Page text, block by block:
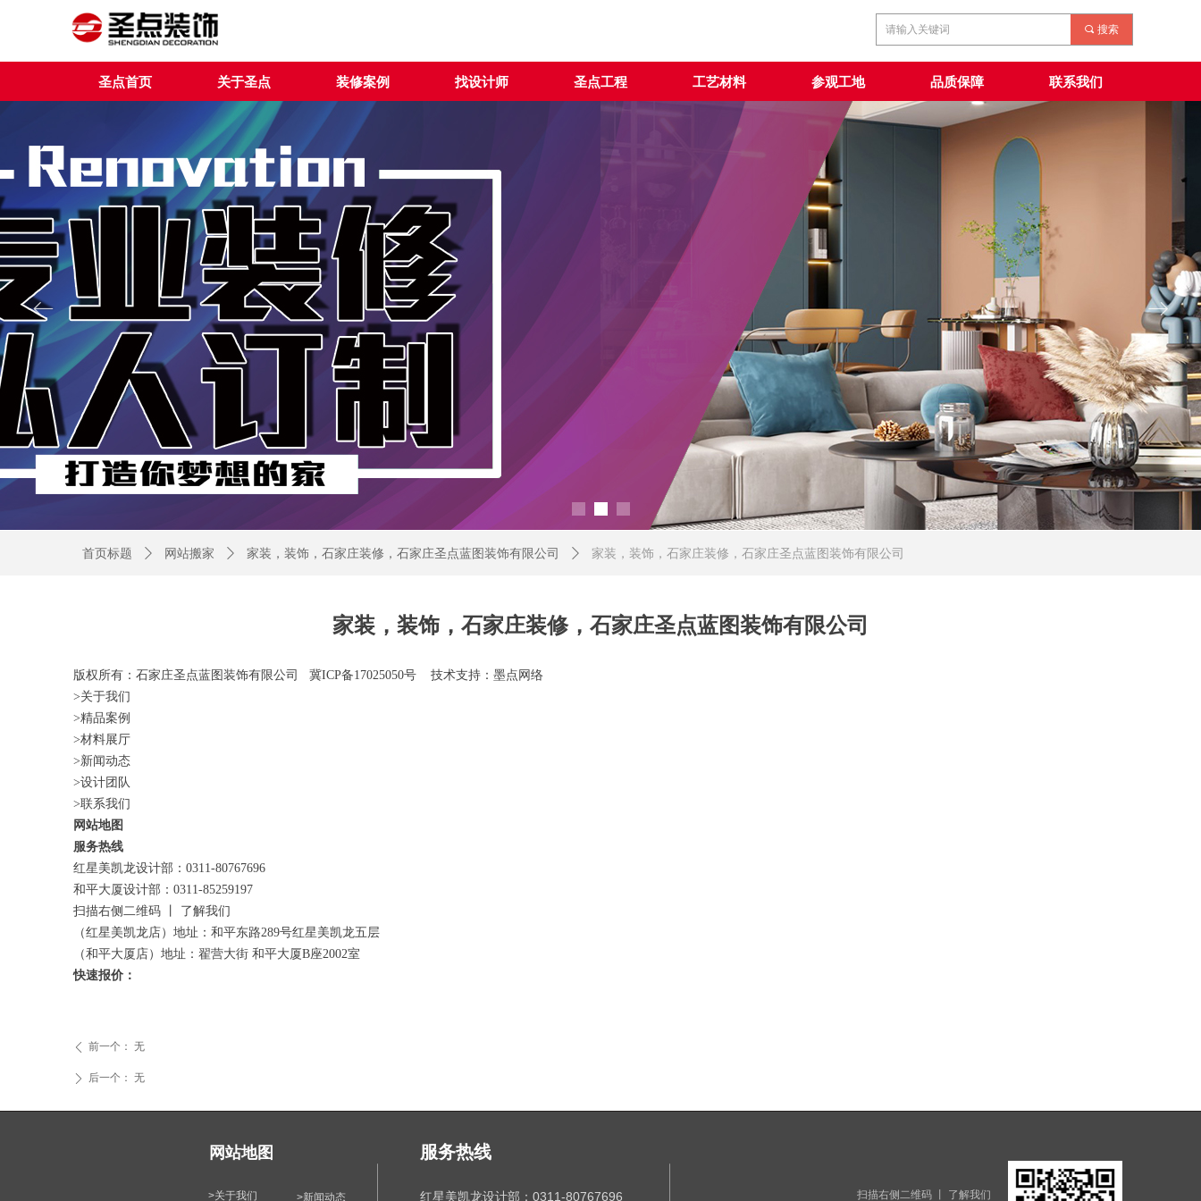
끠 搜索
圣点首页 关于圣点 装修案例 找设计师 圣点工程 工艺材料 参观工地 品质保障 联系我们
ꂃ ꁹ
首页标题 ꄲ 网站搬家 ꄲ 家装，装饰，石家庄装修，石家庄圣点蓝图装饰有限公司 ꄲ 家装，装饰，石家庄装修，石家庄圣点蓝图装饰有限公司
家装，装饰，石家庄装修，石家庄圣点蓝图装饰有限公司
版权所有：石家庄圣点蓝图装饰有限公司 冀ICP备17025050号 技术支持：墨点网络
>关于我们
>精品案例
>材料展厅
>新闻动态
>设计团队
>联系我们
网站地图
服务热线
红星美凯龙设计部：0311-80767696
和平大厦设计部：0311-85259197
扫描右侧二维码 丨 了解我们
（红星美凯龙店）地址：和平东路289号红星美凯龙五层
（和平大厦店）地址：翟营大街 和平大厦B座2002室
快速报价：
ꄴ 前一个： 无
ꄲ 后一个： 无
红星美凯龙设计部：0311-80767696 扫描右侧二维码 丨 了解我们
服务热线
>新闻动态
>关于我们
网站地图